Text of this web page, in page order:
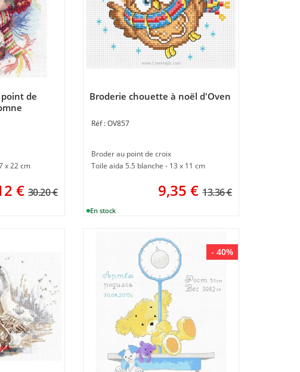
de
x 22 cm
€ 30.20 €
Broderie chouette à noël d'Oven
OV857
Broder au point de croix
Toile aida 5.5 blanche - 13 x 11 cm
9,35 € 13.36 €
- 40%